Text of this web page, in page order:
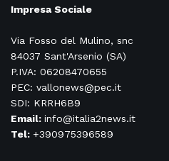
Impresa Sociale
Via Fosso del Mulino, snc
84037 Sant'Arsenio (SA)
P.IVA: 06208470655
PEC: vallonews@pec.it
SDI: KRRH6B9
Email: info@italia2news.it
Tel: +390975396589